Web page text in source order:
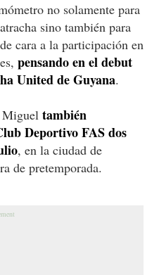
no solamente para
sino también para
cara a la participación en
pensando en el debut
United de Guyana.
Miguel también
Deportivo FAS dos
, en la ciudad de
de pretemporada.